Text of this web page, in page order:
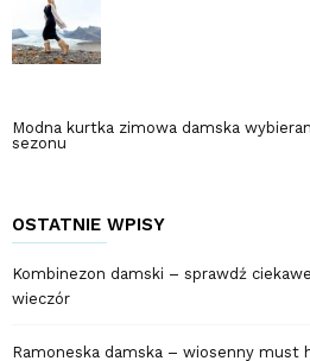
Modna kurtka zimowa damska
sezonu
OSTATNIE WPISY
Kombinezon damski – sprawdź
wieczór
Ramoneska damska – wiosenny must